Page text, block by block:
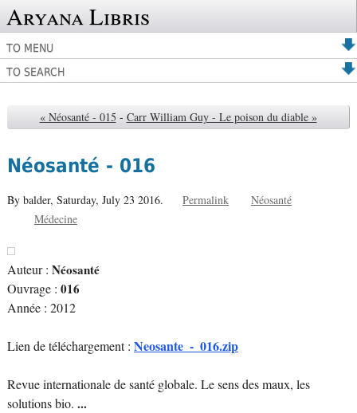
Aryana Libris
TO MENU
TO SEARCH
« Néosanté - 015 - Carr William Guy - Le poison du diable »
Néosanté - 016
By balder, Saturday, July 23 2016. Permalink
Néosanté
Médecine
Auteur : Néosanté
Ouvrage : 016
Année : 2012
Lien de téléchargement : Neosante_-_016.zip
Revue internationale de santé globale. Le sens des maux, les
solutions bio. ...